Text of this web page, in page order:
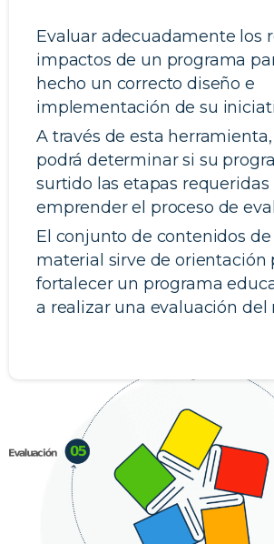
Evaluar adecuadamente los
impactos de un programa
hecho un correcto diseño e
implementación de su
A través de esta
podrá determinar si su
surtido las etapas requeridas
emprender el proceso de
El conjunto de contenidos de
material sirve de orientación
fortalecer un programa
a realizar una evaluación del